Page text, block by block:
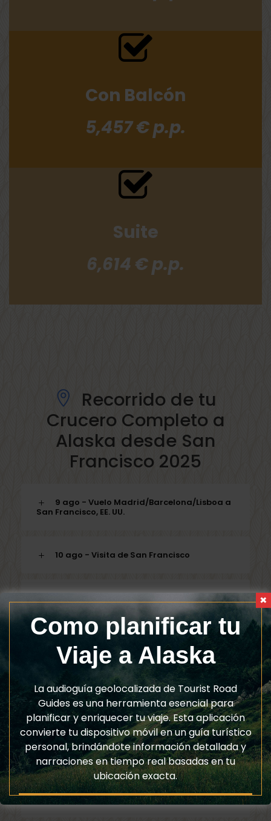
Con Balcón
5,457 € p.p.
Suite
6,614 € p.p.
Recorrido de tu
Crucero Completo a
Alaska desde San
Francisco 2025
9 ago - Vuelo Madrid/Barcelona/Lisboa a
San Francisco, EE. UU.
10 ago - Visita de San Francisco
11 ago - Visita a Alcatraz y traslado al
puerto
Crucero del 11 al 22 de agosto a bordo del
Ruby Princess
22 ago - Desembarque en San Francisco,
visita a Sausalito y Muir Woods
23 ago - Vuelo de regreso
24 ago - Llegada a España y Portugal
Como planificar tu
Viaje a Alaska
La audioguía geolocalizada de Tourist Road
Guides es una herramienta esencial para
planificar y enriquecer tu viaje. Esta aplicación
convierte tu dispositivo móvil en un guía turístico
personal, brindándote información detallada y
narraciones en tiempo real basadas en tu
ubicación exacta.
Descarga tu Audioguía Alaska